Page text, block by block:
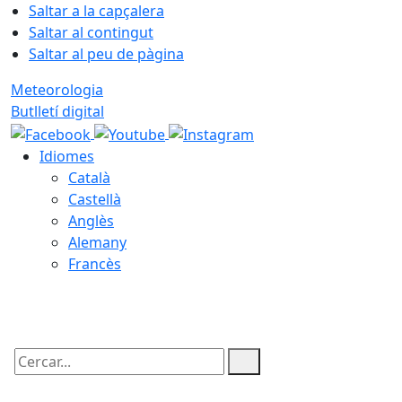
Saltar a la capçalera
Saltar al contingut
Saltar al peu de pàgina
Meteorologia
Butlletí digital
Idiomes
Català
Castellà
Anglès
Alemany
Francès
Cercar: